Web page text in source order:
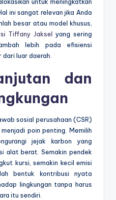
ini sangat relevan jika Anda
besar atau model khusus,
Tiffany Jaksel yang sering
lebih pada efisiensi
luar daerah.
dan
sosial perusahaan (CSR)
poin penting. Memilih
jejak karbon yang
alat berat. Semakin pendek
kursi, semakin kecil emisi
bentuk kontribusi nyata
lingkungan tanpa harus
itu sendiri.